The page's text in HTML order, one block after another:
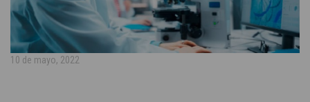
10 de mayo, 2022